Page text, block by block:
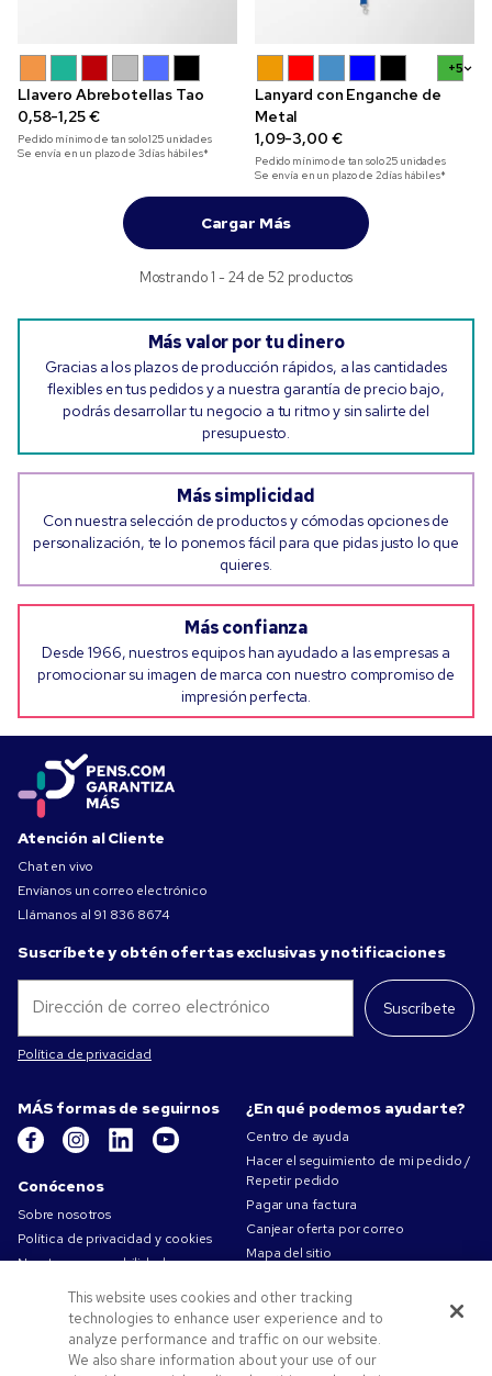
Llavero Abrebotellas Tao
0,58-1,25 €
Pedido mínimo de tan solo125unidades
Se envía en un plazo de 3 días hábiles*
+5
Lanyard con Enganche de
Metal
1,09-3,00 €
Pedido mínimo de tan solo25 unidades
Se envía en un plazo de 2 días hábiles*
Cargar Más
Mostrando 1 - 24 de 52 productos
Más valor por tu dinero
Gracias a los plazos de producción rápidos, a las cantidades
flexibles en tus pedidos y a nuestra garantía de precio bajo,
podrás desarrollar tu negocio a tu ritmo y sin salirte del
presupuesto.
Más simplicidad
Con nuestra selección de productos y cómodas opciones de
personalización, te lo ponemos fácil para que pidas justo lo que
quieres.
Más confianza
Desde 1966, nuestros equipos han ayudado a las empresas a
promocionar su imagen de marca con nuestro compromiso de
impresión perfecta.
Atención al Cliente
Chat en vivo
Envíanos un correo electrónico
Llámanos al 91 836 8674
Suscríbete y obtén ofertas exclusivas y notificaciones
Suscríbete
Política de privacidad
MÁS formas de seguirnos
Conócenos
Sobre nosotros
Política de privacidad y cookies
Nuestra responsabilidad
Condiciones de uso
Condiciones de Venta
Trabajar en Pens.com
¿En qué podemos ayudarte?
Centro de ayuda
Hacer el seguimiento de mi pedido /
Repetir pedido
Pagar una factura
Canjear oferta por correo
Mapa del sitio
This website uses cookies and other tracking
technologies to enhance user experience and to
analyze performance and traffic on our website.
We also share information about your use of our